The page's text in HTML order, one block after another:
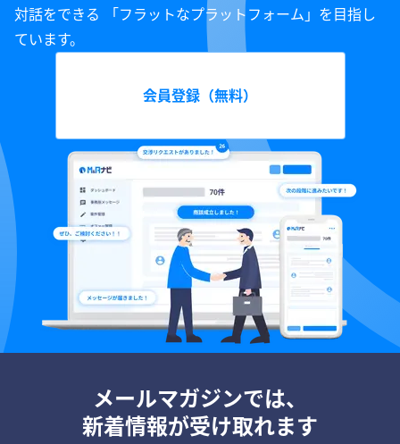
対話をできる 「フラットなプラットフォーム」を目指し
ています。
会員登録（無料）
メールマガジンでは、
新着情報が受け取れます